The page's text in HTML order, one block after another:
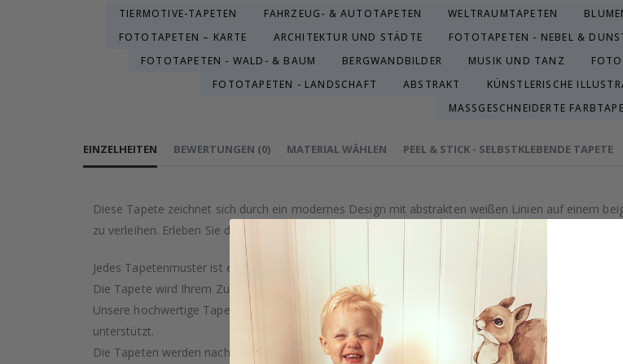
TIERMOTIVE-TAPETEN FAHRZEUG- & AUTOTAPETEN WELTRAUMTAPETEN
FOTOTAPETEN – KARTE
ARCHITEKTUR UND STÄDTE FOTOTAPETEN - NEBEL &
FOTOTAPETEN - WALD- & BAUM
BERGWANDBILDER MUSIK UND TANZ
FOTOTAPETEN - LANDSCHAFT
ABSTRAKT KÜNSTLERISCHE
MASSGESCHNEIDERTE
EINZELHEITEN
Diese Tapete zeichnet sich durch ein modernes Design mit abstrakten weißen Linien auf einem
zu verleihen. Erleben Sie die Harmonie von neutralen Tönen und raffinierten Mustern mit diesem
Jedes Tapetenmuster ist eine künstlerische Kreation, sorgfältig ausgewählt oder von unserem
Die Tapete wird Ihrem Zuhause garantiert einen Hauch von Luxus verleihen und Ihren Wänden ein
Unsere hochwertige Tapete wird mit Sorgfalt und Präzision in Schweden hergestellt, was nicht
unterstützt.
Die Tapeten werden nach Ihrem Kauf auf Bestellung gefertigt.
BEWERTUNGEN (0) MATERIAL WÄHLEN PEEL & STICK - SELBSTKLEBENDE TAPETE